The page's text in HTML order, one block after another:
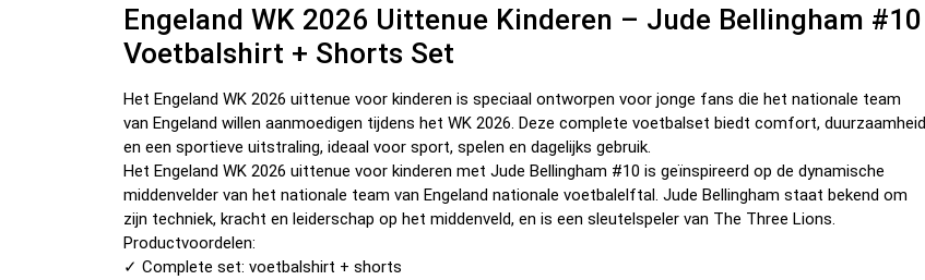
k
Engeland WK 2026 Uittenue Kinderen – Jude Bellingham #10
Voetbalshirt + Shorts Set
Het Engeland WK 2026 uittenue voor kinderen is speciaal ontworpen voor jonge fans die het nationale team
van Engeland willen aanmoedigen tijdens het WK 2026. Deze complete voetbalset biedt comfort, duurzaamheid
en een sportieve uitstraling, ideaal voor sport, spelen en dagelijks gebruik.
Het Engeland WK 2026 uittenue voor kinderen met Jude Bellingham #10 is geïnspireerd op de dynamische
middenvelder van het nationale team van Engeland nationale voetbalelftal. Jude Bellingham staat bekend om
zijn techniek, kracht en leiderschap op het middenveld, en is een sleutelspeler van The Three Lions.
Productvoordelen:
✓ Complete set: voetbalshirt + shorts